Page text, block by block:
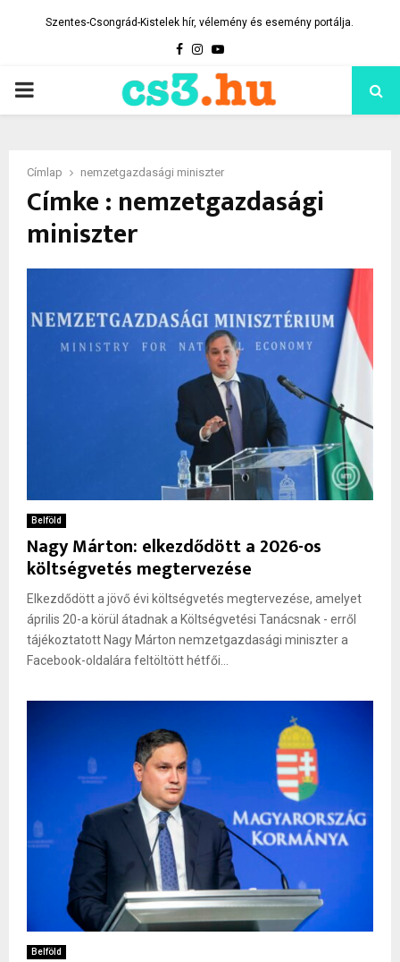
Szentes-Csongrád-Kistelek hír, vélemény és esemény portálja.
Facebook
Instagram
Youtube
PRIMARY
Címlap nemzetgazdasági miniszter
Címke : nemzetgazdasági
miniszter
Belföld
Nagy Márton: elkezdődött a 2026-os
költségvetés megtervezése
Elkezdődött a jövő évi költségvetés megtervezése, amelyet
április 20-a körül átadnak a Költségvetési Tanácsnak - erről
tájékoztatott Nagy Márton nemzetgazdasági miniszter a
Facebook-oldalára feltöltött hétfői...
Belföld